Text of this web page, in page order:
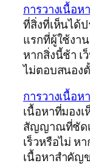
การวางเนื้อห
ที่สิ่งที่เห็นได้
แรกที่ผู้ใช้งา
หากสิ่งนี้ช้า
ไม่ตอบสนอง
การวางเนื้อ
เนื้อหาที่มอง
สัญญาณที่ชัดเ
เร็วหรือไม่ ห
เนื้อหาสำคัญ